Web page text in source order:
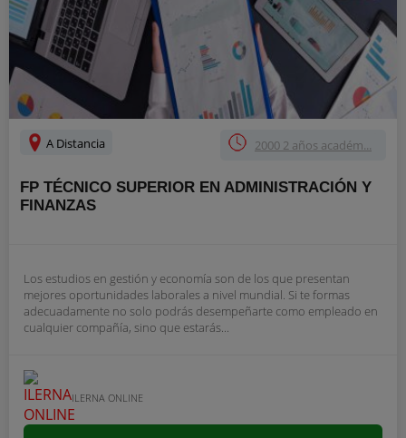
A Distancia 2000 2 años académ...
FP TÉCNICO SUPERIOR EN ADMINISTRACIÓN Y
FINANZAS
Los estudios en gestión y economía son de los que presentan
mejores oportunidades laborales a nivel mundial. Si te formas
adecuadamente no solo podrás desempeñarte como empleado en
cualquier compañía, sino que estarás...
ILERNA ONLINE